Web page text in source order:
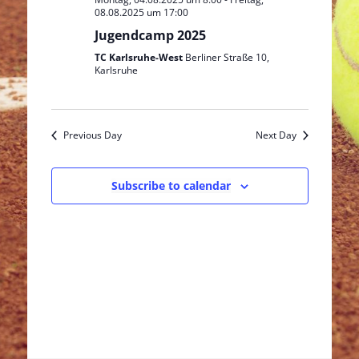
08.08.2025 um 17:00
Jugendcamp 2025
TC Karlsruhe-West Berliner Straße 10,
Karlsruhe
Previous Day Next Day
Subscribe to calendar